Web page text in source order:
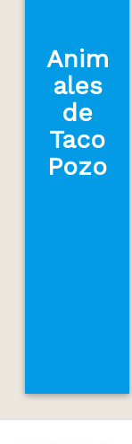
Anim
ales
de
Taco
Pozo